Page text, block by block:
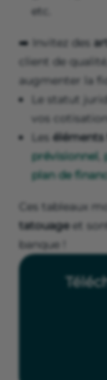
etc.
➡️ Invitez des
client de
augmenter la
Le statut
vos
Les éléments
prévisionnel
plan de
Ces tableaux
tatouageet
banque !